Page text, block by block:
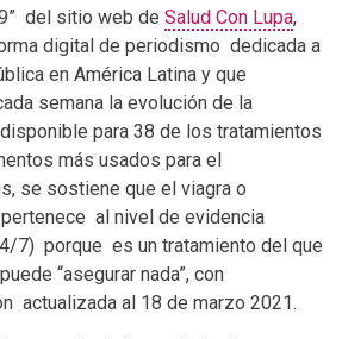
del sitio web de Salud Con Lupa,
digital de periodismo dedicada a
en América Latina y que
semana la evolución de la
para 38 de los tratamientos
más usados para el
se sostiene que el viagra o
al nivel de evidencia
7) porque es un tratamiento del que
“asegurar nada”, con
actualizada al 18 de marzo 2021.